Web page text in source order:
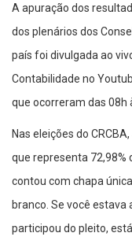
A apuração dos
dos plenários dos
país foi divulgada ao
Contabilidade no
que ocorreram das 08h
Nas eleições do
que representa 72,98%
contou com chapa
branco. Se você
participou do pleito,